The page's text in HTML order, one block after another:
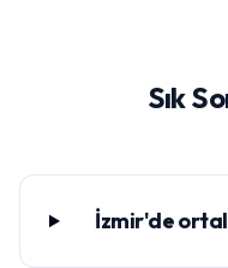
Sık
İzmir'de